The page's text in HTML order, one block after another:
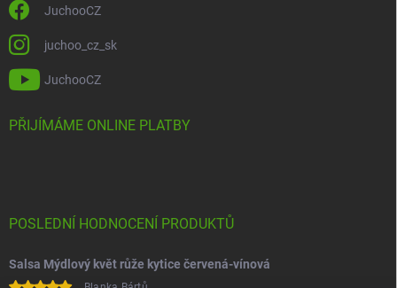
JuchooCZ
juchoo_cz_sk
JuchooCZ
PŘIJÍMÁME ONLINE PLATBY
POSLEDNÍ HODNOCENÍ PRODUKTŮ
Salsa Mýdlový květ růže kytice červená-vínová